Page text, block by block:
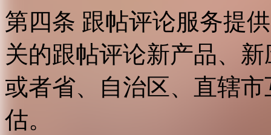
第四条 跟帖评论服务提
关的跟帖评论新产品、
或者省、自治区、直辖
估。